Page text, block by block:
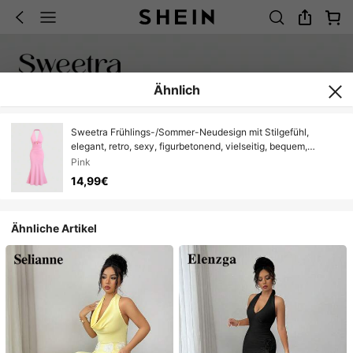
Ähnlich
Sweetra Frühlings-/Sommer-Neudesign mit Stilgefühl,
elegant, retro, sexy, figurbetonend, vielseitig, bequem,
Outdoor-/Urlaubskleid mit Blumenmuster in Rosa für Frauen
Pink
14,99€
Ähnliche Artikel